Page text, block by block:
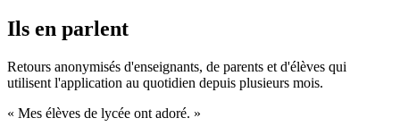
Ils en parlent
Retours anonymisés d'enseignants, de parents et d'élèves qui
utilisent l'application au quotidien depuis plusieurs mois.
« Mes élèves de lycée ont adoré. »